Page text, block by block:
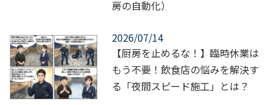
房の自動化）
2026/07/14
【厨房を止めるな！】臨時休業は
もう不要！飲食店の悩みを解決す
る「夜間スピード施工」とは？